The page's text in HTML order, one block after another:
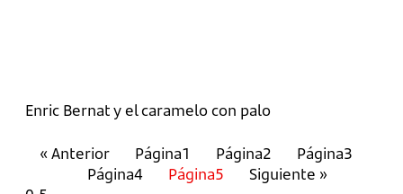
Enric Bernat y el caramelo con palo
« Anterior Página1 Página2 Página3
Página4 Página5 Siguiente »